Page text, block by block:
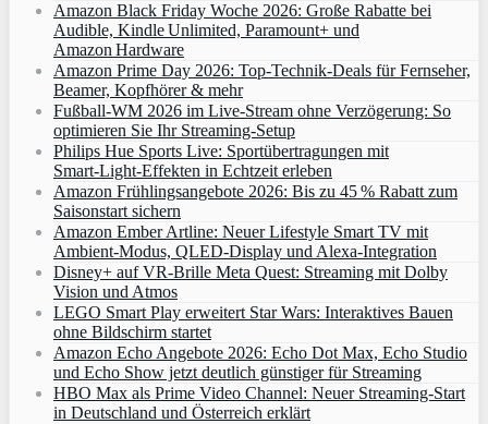
Amazon Black Friday Woche 2026: Große Rabatte bei
Audible, Kindle Unlimited, Paramount+ und
Amazon Hardware
Amazon Prime Day 2026: Top-Technik-Deals für Fernseher,
Beamer, Kopfhörer & mehr
Fußball-WM 2026 im Live-Stream ohne Verzögerung: So
optimieren Sie Ihr Streaming-Setup
Philips Hue Sports Live: Sportübertragungen mit
Smart‑Light‑Effekten in Echtzeit erleben
Amazon Frühlingsangebote 2026: Bis zu 45 % Rabatt zum
Saisonstart sichern
Amazon Ember Artline: Neuer Lifestyle Smart TV mit
Ambient‑Modus, QLED‑Display und Alexa‑Integration
Disney+ auf VR-Brille Meta Quest: Streaming mit Dolby
Vision und Atmos
LEGO Smart Play erweitert Star Wars: Interaktives Bauen
ohne Bildschirm startet
Amazon Echo Angebote 2026: Echo Dot Max, Echo Studio
und Echo Show jetzt deutlich günstiger für Streaming
HBO Max als Prime Video Channel: Neuer Streaming‑Start
in Deutschland und Österreich erklärt